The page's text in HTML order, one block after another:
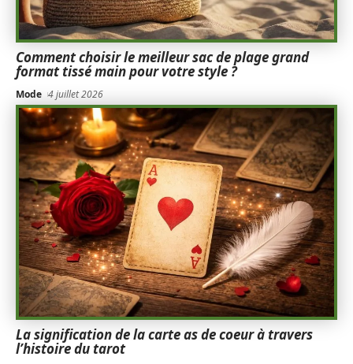
Comment choisir le meilleur sac de plage grand
format tissé main pour votre style ?
Mode 4 juillet 2026
La signification de la carte as de coeur à travers
l’histoire du tarot